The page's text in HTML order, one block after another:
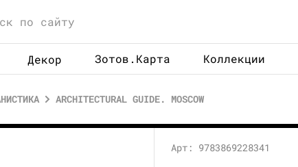
Декор Зотов.Карта Коллекции
ARCHITECTURAL GUIDE. MOSCOW
Арт: 9783869228341